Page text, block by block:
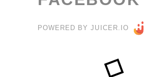
POWERED BY JUICER.IO